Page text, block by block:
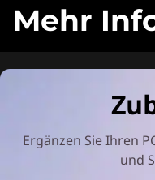
Mehr
Ergänzen Sie Ihren
und